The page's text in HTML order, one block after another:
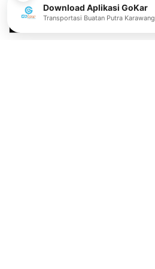
Download Aplikasi GoKar
Transportasi Buatan Putra Karawang